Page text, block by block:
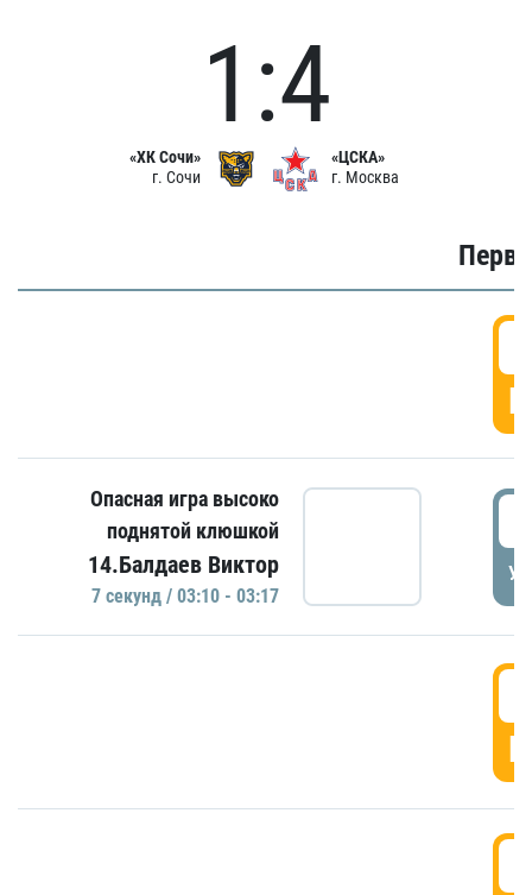
«ХК Сочи»
г. Сочи
1:4
«ЦСКА»
г. Москва
Опасная игра высоко
поднятой клюшкой
14.Балдаев Виктор
7 секунд / 03:10 - 03:17